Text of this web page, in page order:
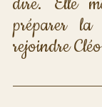
préparer
rejoindre